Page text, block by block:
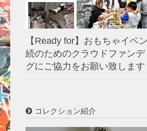
【Ready for】おもちゃイベ
続のためのクラウドファンデ
グにご協力をお願い致します
コレクション紹介